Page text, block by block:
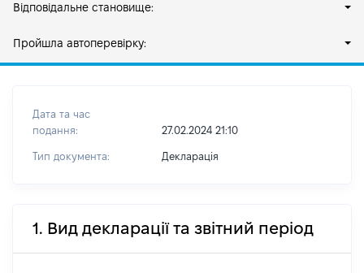
Відповідальне становище:
Пройшла автоперевірку:
Дата та час
подання:
27.02.2024 21:10
Тип документа: Декларація
1. Вид декларації та звітний період